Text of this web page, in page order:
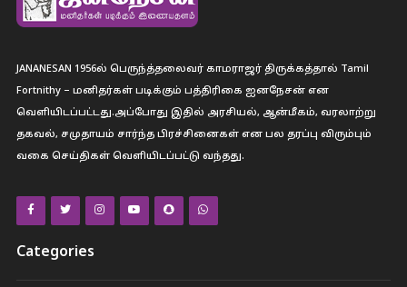
JANANESAN 1956ல் பெருந்த்தலைவர் காமராஜர் திருக்கத்தால் Tamil
Fortnithy – மனிதர்கள் படிக்கும் பத்திரிகை ஐனநேசன் என
வெளியிடப்பட்டது.அப்போது இதில் அரசியல், ஆன்மீகம், வரலாற்று
தகவல், சமுதாயம் சார்ந்த பிரச்சினைகள் என பல தரப்பு விரும்பும்
வகை செய்திகள் வெளியிடப்பட்டு வந்தது.
Categories